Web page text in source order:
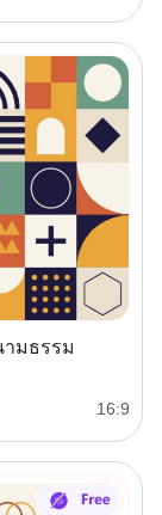
มธรรม
16:9